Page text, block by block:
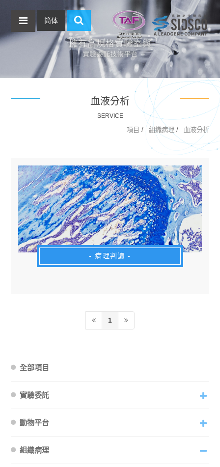
简体
血液分析
SERVICE
項目 組織病理 血液分析
- 病理判讀 -
1
全部項目
實驗委託
動物平台
組織病理